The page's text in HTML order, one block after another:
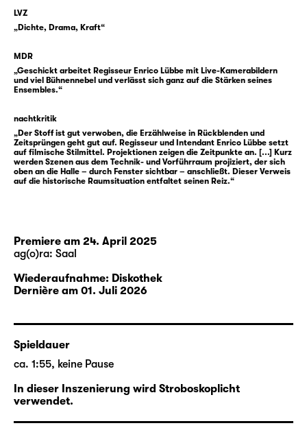
Nino Haratischwili
Geschichte vor als vielmehr eine
Fortschreibung des Mythos. Die Szenen des
Textes umfassen eine Zeitspanne von mehr
Beginn des Krieges, andere danach und
währenddessen. Zugleich aber umfasst der
Text viel mehr: Szenen überlagern sich,
Zeiträume weiten sich — und sowohl der
Trojanische Krieg als auch Mykene werden
Revolutionen auch unserer Zeit.
Starke und sehr ambivalent gestaltete
Figuren prägen das Stück. Figuren, die
sind als auch unsere Gegenwart zu kennen
scheinen. Zwischen ihnen steht Kassandra —
schicksalhaft verbunden mit den Figuren und
ihren Verwicklungen. Das Ende allerdings, es
eröffnet einen überraschenden Ausweg aus
der Geschichte: Kein Schicksal, Klytämnestra
— sondern eigene Entscheidungen auf die
LVZ
„Dichte, Drama, Kraft“
MDR
„Geschickt arbeitet Regisseur Enrico Lübbe mit Live-Kamerabildern
und viel Bühnennebel und verlässt sich ganz auf die Stärken seines
Ensembles.“
nachtkritik
„Der Stoff ist gut verwoben, die Erzählweise in Rückblenden und
Zeitsprüngen geht gut auf. Regisseur und Intendant Enrico Lübbe setzt
auf filmische Stilmittel. Projektionen zeigen die Zeitpunkte an. [...] Kurz
werden Szenen aus dem Technik- und Vorführraum projiziert, der sich
oben an die Halle – durch Fenster sichtbar – anschließt. Dieser Verweis
auf die historische Raumsituation entfaltet seinen Reiz.“
Premiere am 24. April 2025
ag(o)ra: Saal
Wiederaufnahme: Diskothek
Dernière am 01. Juli 2026
Spieldauer
ca. 1:55, keine Pause
In dieser Inszenierung wird Stroboskoplicht
verwendet.